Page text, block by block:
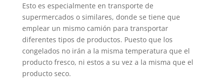
Esto es especialmente en transporte de
supermercados o similares, donde se tiene que
emplear un mismo camión para transportar
diferentes tipos de productos. Puesto que los
congelados no irán a la misma temperatura que el
producto fresco, ni estos a su vez a la misma que el
producto seco.